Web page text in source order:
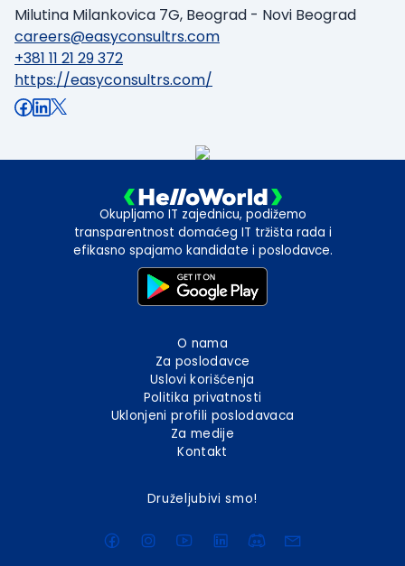
Milutina Milankovica 7G, Beograd - Novi Beograd
careers@easyconsultrs.com
+381 11 21 29 372
https://easyconsultrs.com/
Okupljamo IT zajednicu, podižemo
transparentnost domaćeg IT tržišta rada i
efikasno spajamo kandidate i poslodavce.
O nama
Za poslodavce
Uslovi korišćenja
Politika privatnosti
Uklonjeni profili poslodavaca
Za medije
Kontakt
Druželjubivi smo!